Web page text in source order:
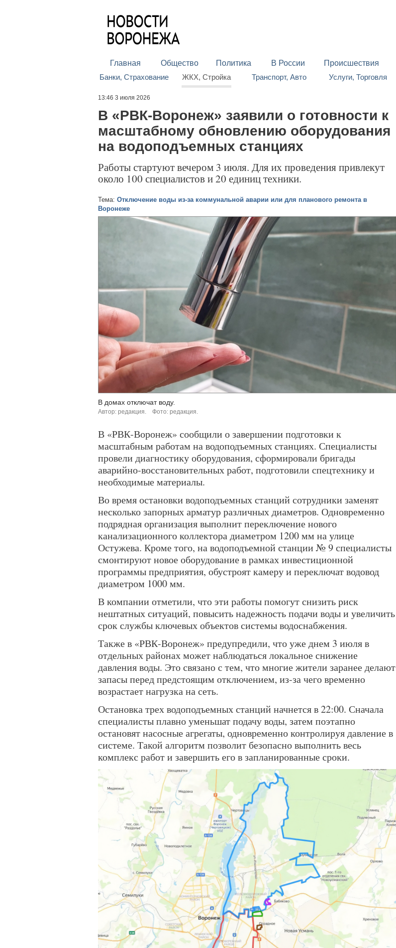
Главная Общество Политика В России Происшествия
Банки, Страхование
ЖКХ, Стройка Транспорт, Авто Услуги, Торговля
13:46 3 июля 2026
В «РВК-Воронеж» заявили о готовности к
масштабному обновлению оборудования
на водоподъемных станциях
Работы стартуют вечером 3 июля. Для их проведения привлекут
около 100 специалистов и 20 единиц техники.
Тема: Отключение воды из-за коммунальной аварии или для планового ремонта в
Воронеже
В домах отключат воду.
Автор: редакция. Фото: редакция.
В «РВК-Воронеж» сообщили о завершении подготовки к
масштабным работам на водоподъемных станциях. Специалисты
провели диагностику оборудования, сформировали бригады
аварийно-восстановительных работ, подготовили спецтехнику и
необходимые материалы.
Во время остановки водоподъемных станций сотрудники заменят
несколько запорных арматур различных диаметров. Одновременно
подрядная организация выполнит переключение нового
канализационного коллектора диаметром 1200 мм на улице
Остужева. Кроме того, на водоподъемной станции № 9 специалисты
смонтируют новое оборудование в рамках инвестиционной
программы предприятия, обустроят камеру и переключат водовод
диаметром 1000 мм.
В компании отметили, что эти работы помогут снизить риск
нештатных ситуаций, повысить надежность подачи воды и увеличить
срок службы ключевых объектов системы водоснабжения.
Также в «РВК-Воронеж» предупредили, что уже днем 3 июля в
отдельных районах может наблюдаться локальное снижение
давления воды. Это связано с тем, что многие жители заранее делают
запасы перед предстоящим отключением, из-за чего временно
возрастает нагрузка на сеть.
Остановка трех водоподъемных станций начнется в 22:00. Сначала
специалисты плавно уменьшат подачу воды, затем поэтапно
остановят насосные агрегаты, одновременно контролируя давление в
системе. Такой алгоритм позволит безопасно выполнить весь
комплекс работ и завершить его в запланированные сроки.